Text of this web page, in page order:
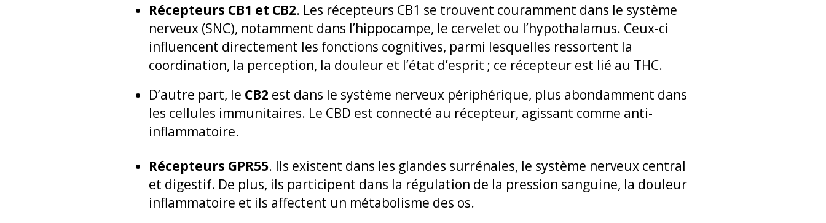
Récepteurs CB1 et CB2. Les récepteurs CB1 se trouvent couramment dans le système
nerveux (SNC), notamment dans l’hippocampe, le cervelet ou l’hypothalamus. Ceux-ci
influencent directement les fonctions cognitives, parmi lesquelles ressortent la
coordination, la perception, la douleur et l’état d’esprit ; ce récepteur est lié au THC.
D’autre part, le CB2 est dans le système nerveux périphérique, plus abondamment dans
les cellules immunitaires. Le CBD est connecté au récepteur, agissant comme anti-
inflammatoire.
Récepteurs GPR55. Ils existent dans les glandes surrénales, le système nerveux central
et digestif. De plus, ils participent dans la régulation de la pression sanguine, la douleur
inflammatoire et ils affectent un métabolisme des os.